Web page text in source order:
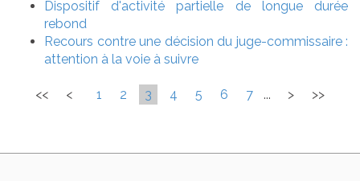
Dispositif d'activité partielle de longue durée
rebond
Recours contre une décision du juge-commissaire :
attention à la voie à suivre
<< < 1 2 3 4 5 6 7 ... > >>